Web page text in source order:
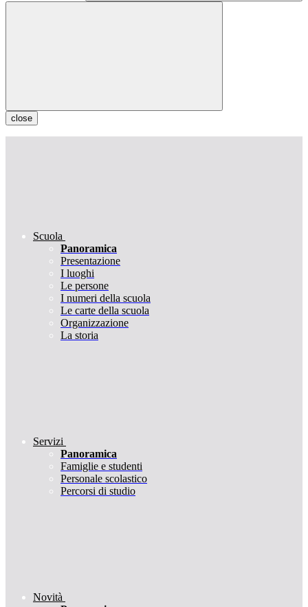
close
Scuola
Panoramica
Presentazione
I luoghi
Le persone
I numeri della scuola
Le carte della scuola
Organizzazione
La storia
Servizi
Panoramica
Famiglie e studenti
Personale scolastico
Percorsi di studio
Novità